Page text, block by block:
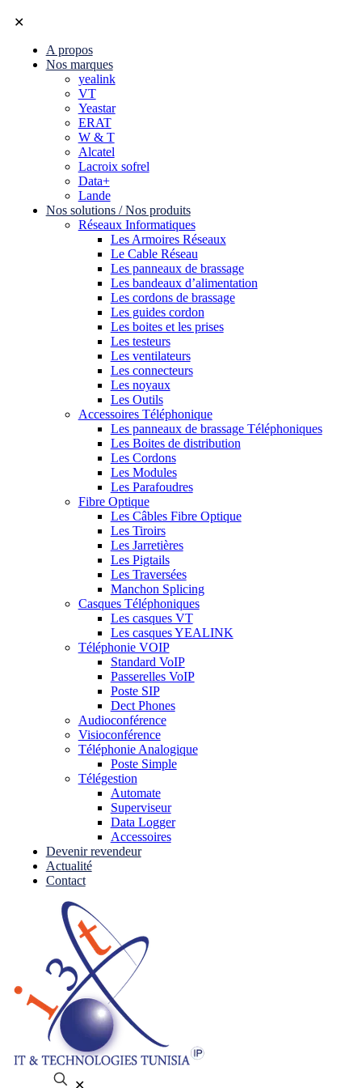
✕
A propos
Nos marques
yealink
VT
Yeastar
ERAT
W & T
Alcatel
Lacroix sofrel
Data+
Lande
Nos solutions / Nos produits
Réseaux Informatiques
Les Armoires Réseaux
Le Cable Réseau
Les panneaux de brassage
Les bandeaux d’alimentation
Les cordons de brassage
Les guides cordon
Les boites et les prises
Les testeurs
Les ventilateurs
Les connecteurs
Les noyaux
Les Outils
Accessoires Téléphonique
Les panneaux de brassage Téléphoniques
Les Boites de distribution
Les Cordons
Les Modules
Les Parafoudres
Fibre Optique
Les Câbles Fibre Optique
Les Tiroirs
Les Jarretières
Les Pigtails
Les Traversées
Manchon Splicing
Casques Téléphoniques
Les casques VT
Les casques YEALINK
Téléphonie VOIP
Standard VoIP
Passerelles VoIP
Poste SIP
Dect Phones
Audioconférence
Visioconférence
Téléphonie Analogique
Poste Simple
Télégestion
Automate
Superviseur
Data Logger
Accessoires
Devenir revendeur
Actualité
Contact
✕